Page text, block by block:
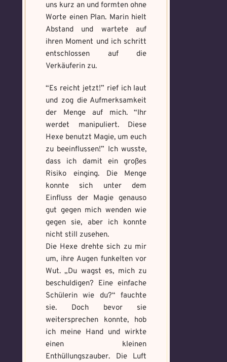
uns kurz an und formten ohne
Worte einen Plan. Marin hielt
Abstand und wartete auf
ihren Moment und ich schritt
entschlossen auf die
Verkäuferin zu.
“Es reicht jetzt!” rief ich laut
und zog die Aufmerksamkeit
der Menge auf mich. “Ihr
werdet manipuliert. Diese
Hexe benutzt Magie, um euch
zu beeinflussen!” Ich wusste,
dass ich damit ein großes
Risiko einging. Die Menge
konnte sich unter dem
Einfluss der Magie genauso
gut gegen mich wenden wie
gegen sie, aber ich konnte
nicht still zusehen.
Die Hexe drehte sich zu mir
um, ihre Augen funkelten vor
Wut. „Du wagst es, mich zu
beschuldigen? Eine einfache
Schülerin wie du?“ fauchte
sie. Doch bevor sie
weitersprechen konnte, hob
ich meine Hand und wirkte
einen kleinen
Enthüllungszauber. Die Luft
Voraussetzung:5.
Magische
Benutzername *
Wo gefunden? *
Wie bist du darauf
aufmerksam geworden
und wie bannst du es? *
Schreibe eine Geschichte mit mind.
500 Zeichen.
Mandala senden
Wähle ein beliebiges
Mandala und male es
aus um den Fluch zu
bannen.
Weitere Mandala findest du
hier:
https://mondaymandala.com/m/
Du hast einen Gegenstand gefunden!
nur mit, wenn du ihn wirklich benötigst.
Benutzername *
Welches Item und für welche
Aufgabe? *
Absenden